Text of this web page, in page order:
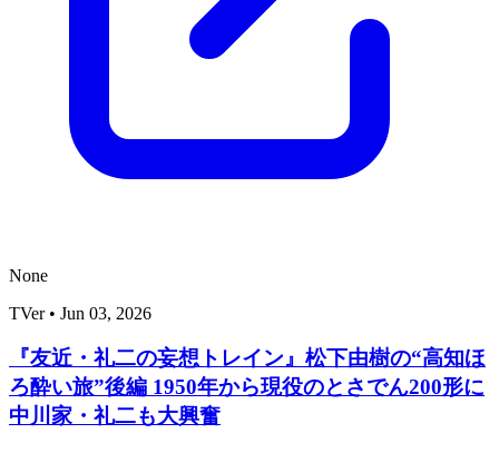
None
TVer • Jun 03, 2026
『友近・礼二の妄想トレイン』松下由樹の“高知ほ
ろ酔い旅”後編 1950年から現役のとさでん200形に
中川家・礼二も大興奮